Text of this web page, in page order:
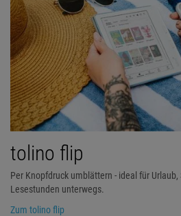
tolino flip
Per Knopfdruck umblättern - ideal für
Lesestunden unterwegs.
Zum tolino flip